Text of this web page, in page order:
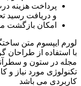
پرداخت هزینه
و دریافت رسید
امکان بازگشت
لورم ایپسوم متن
با استفاده از طراحان
مجله در ستون و
تکنولوژی مورد نیاز و
کاربردی می باشد